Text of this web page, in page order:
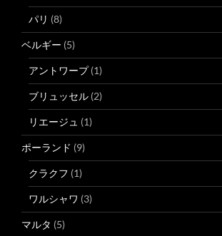
パリ (8)
ベルギー (5)
アントワープ(1)
ブリュッセル (2)
リエージュ (1)
ポーランド (9)
クラクフ (1)
ワルシャワ (3)
マルタ (5)